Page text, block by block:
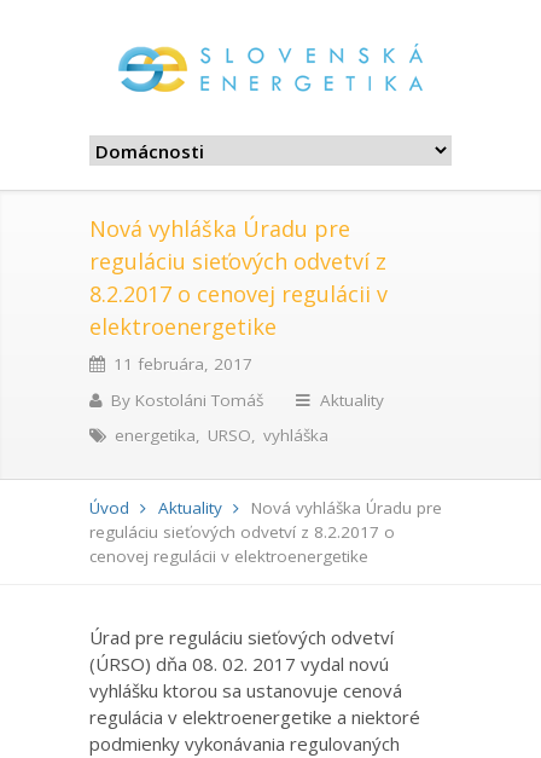
Nová vyhláška Úradu pre
reguláciu sieťových odvetví z
8.2.2017 o cenovej regulácii v
elektroenergetike
11 februára, 2017
By Kostoláni Tomáš
Aktuality
energetika, URSO, vyhláška
Úvod Aktuality
Nová vyhláška Úradu pre
reguláciu sieťových odvetví z 8.2.2017 o
cenovej regulácii v elektroenergetike
Úrad pre reguláciu sieťových odvetví
(ÚRSO) dňa 08. 02. 2017 vydal novú
vyhlášku ktorou sa ustanovuje cenová
regulácia v elektroenergetike a niektoré
podmienky vykonávania regulovaných